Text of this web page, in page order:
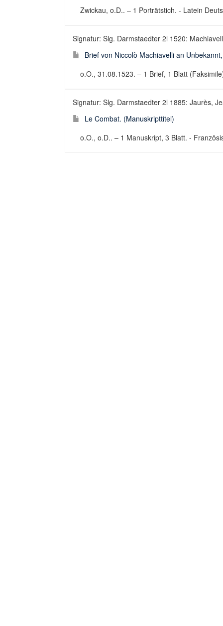
Zwickau, o.D.. – 1 Porträtstich. - Latein
Signatur: Slg. Darmstaedter 2l 1520:
Brief von Niccolò Machiavelli an
o.O., 31.08.1523. – 1 Brief, 1 Blatt
Signatur: Slg. Darmstaedter 2l 1885: Jaurès,
Le Combat. (Manuskripttitel)
o.O., o.D.. – 1 Manuskript, 3 Blatt. -